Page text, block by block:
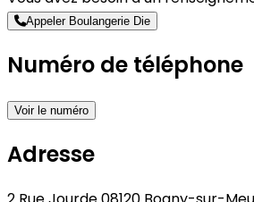
Appeler Boulangerie Die
Numéro de téléphone
Voir le numéro
Adresse